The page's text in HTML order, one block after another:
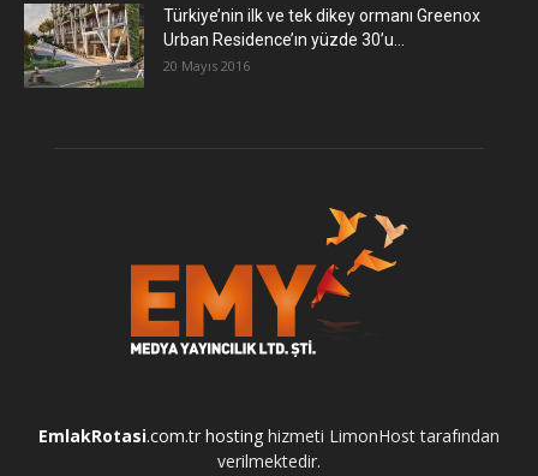
Türkiye’nin ilk ve tek dikey ormanı Greenox
Urban Residence’ın yüzde 30’u...
20 Mayıs 2016
EmlakRotasi.com.tr hosting hizmeti LimonHost tarafından
verilmektedir.